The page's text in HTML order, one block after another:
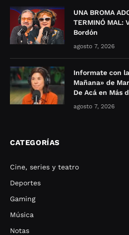
UNA BROMA
TERMINÓ MAL:
Bordón
agosto 7, 2026
Informate con
Mañana» de
De Acá en Más
agosto 7, 2026
CATEGORÍAS
Cine, series y teatro
Deportes
Gaming
Música
Notas